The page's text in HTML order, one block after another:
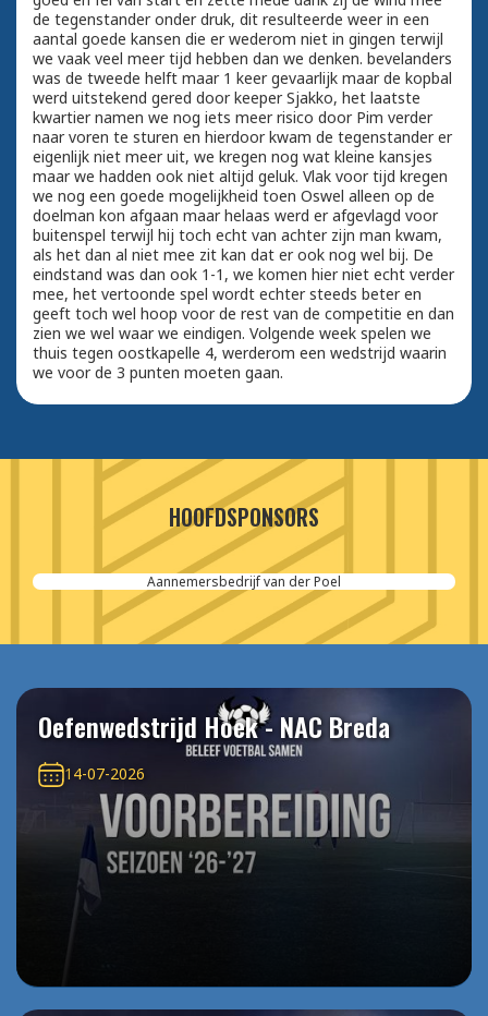
de tegenstander onder druk, dit resulteerde weer in een
aantal goede kansen die er wederom niet in gingen terwijl
we vaak veel meer tijd hebben dan we denken. bevelanders
was de tweede helft maar 1 keer gevaarlijk maar de kopbal
werd uitstekend gered door keeper Sjakko, het laatste
kwartier namen we nog iets meer risico door Pim verder
naar voren te sturen en hierdoor kwam de tegenstander er
eigenlijk niet meer uit, we kregen nog wat kleine kansjes
maar we hadden ook niet altijd geluk. Vlak voor tijd kregen
we nog een goede mogelijkheid toen Oswel alleen op de
doelman kon afgaan maar helaas werd er afgevlagd voor
buitenspel terwijl hij toch echt van achter zijn man kwam,
als het dan al niet mee zit kan dat er ook nog wel bij. De
eindstand was dan ook 1-1, we komen hier niet echt verder
mee, het vertoonde spel wordt echter steeds beter en
geeft toch wel hoop voor de rest van de competitie en dan
zien we wel waar we eindigen. Volgende week spelen we
thuis tegen oostkapelle 4, werderom een wedstrijd waarin
we voor de 3 punten moeten gaan.
HOOFDSPONSORS
Aannemersbedrijf van der Poel
Oefenwedstrijd Hoek - NAC Breda
14-07-2026